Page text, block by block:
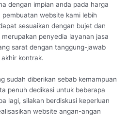
dengan impian anda pada harga
website kami lebih
sesuaikan dengan bujet dan
penyedia layanan jasa
sarat dengan tanggung-jawab
kontrak.
sudah diberikan sebab kemampuan
penuh dedikasi untuk beberapa
lagi, silakan berdiskusi keperluan
website angan-angan